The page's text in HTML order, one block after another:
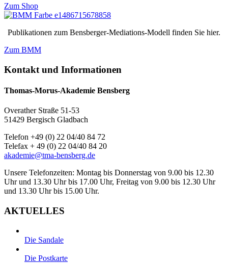
Zum Shop
Publikationen zum Bensberger-Mediations-Modell finden Sie hier.
Zum BMM
Kontakt und Informationen
Thomas-Morus-Akademie Bensberg
Overather Straße 51-53
51429 Bergisch Gladbach
Telefon +49 (0) 22 04/40 84 72
Telefax + 49 (0) 22 04/40 84 20
akademie@tma-bensberg.de
Unsere Telefonzeiten: Montag bis Donnerstag von 9.00 bis 12.30
Uhr und 13.30 Uhr bis 17.00 Uhr, Freitag von 9.00 bis 12.30 Uhr
und 13.30 Uhr bis 15.00 Uhr.
AKTUELLES
Die Sandale
Die Postkarte